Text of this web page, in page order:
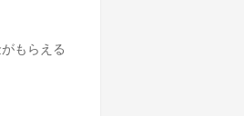
もらえる